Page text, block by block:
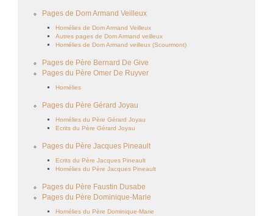
Pages de Dom Armand Veilleux
Homélies de Dom Armand Veilleux
Autres pages de Dom Armand veilleux
Homélies de Dom Armand veilleux (Scourmont)
Pages de Père Bernard De Give
Pages du Père Omer De Ruyver
Homélies
Pages du Père Gérard Joyau
Homélies du Père Gérard Joyau
Ecrits du Père Gérard Joyau
Pages du Père Jacques Pineault
Ecrits du Père Jacques Pineault
Homélies du Père Jacques Pineault
Pages du Père Faustin Dusabe
Pages du Père Dominique-Marie
Homélies du Père Dominique-Marie